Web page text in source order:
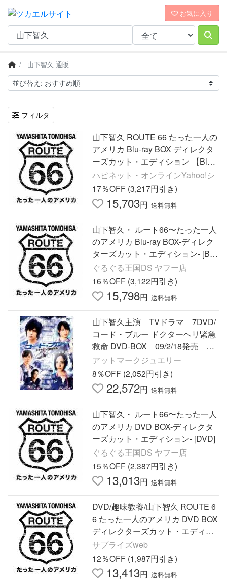
お気に入り
山下智久 通販
フィルタ
山下智久 ROUTE 66 たった一人の
アメリカ Blu-ray BOX ディレクタ
ーズカット・エディション 【Blu-r
ay】
ハピネット・オンラインYahoo!シ
17％OFF (3,217円引き)
15,703円 送料無料
山下智久・ ルート66〜たった一人
のアメリカ Blu-ray BOX-ディレク
ターズカット・エディション- [Blu-
ray]
ぐるぐる王国DS ヤフー店
16％OFF (3,122円引き)
15,798円 送料無料
山下智久主演 TVドラマ 7DVD/
コード・ブルー ドクターヘリ緊急
救命 DVD-BOX 09/2/18発売 オ
リコン加盟店
アットマークジュエリー
8％OFF (2,052円引き)
22,572円 送料無料
山下智久・ ルート66〜たった一人
のアメリカ DVD BOX-ディレクタ
ーズカット・エディション- [DVD]
ぐるぐる王国DS ヤフー店
15％OFF (2,387円引き)
13,013円 送料無料
DVD/趣味教養/山下智久 ROUTE 6
6 たった一人のアメリカ DVD BOX
ディレクターズカット・エディシ
ョン (本編ディスク4枚+特典ディ
スク1枚)
サプライズweb
12％OFF (1,987円引き)
13,413円 送料無料